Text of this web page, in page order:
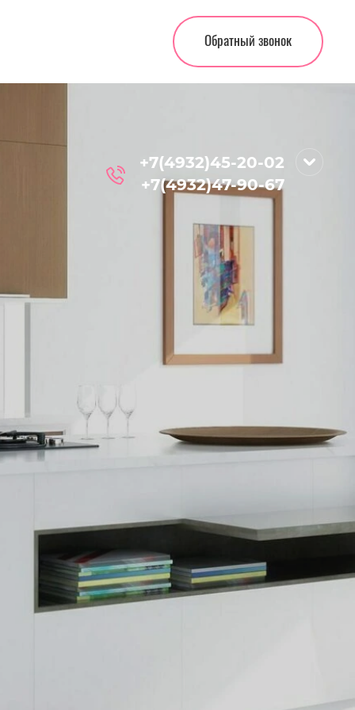
Обратный звонок
+7(4932)47-90-67
+7(4932)45-20-02